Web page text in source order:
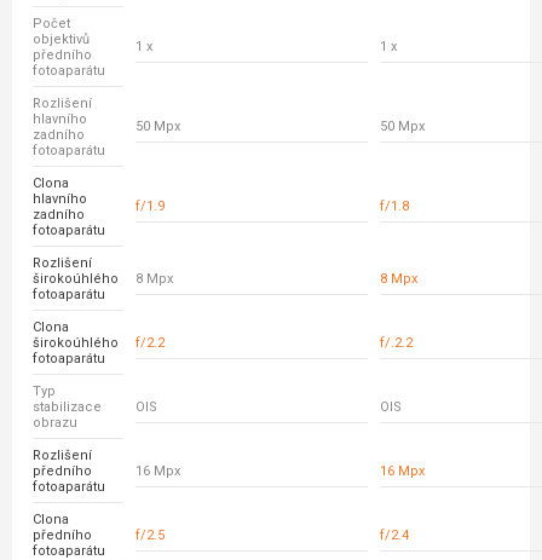
Počet
objektivů
předního
fotoaparátu
1 x 1 x
Rozlišení
hlavního
zadního
fotoaparátu
50 Mpx 50 Mpx
Clona
hlavního
zadního
fotoaparátu
f/1.9 f/1.8
Rozlišení
širokoúhlého
fotoaparátu
8 Mpx 8 Mpx
Clona
širokoúhlého
fotoaparátu
f/2.2 f/.2.2
Typ
stabilizace
obrazu
OIS OIS
Rozlišení
předního
fotoaparátu
16 Mpx 16 Mpx
Clona
předního
fotoaparátu
f/2.5 f/2.4